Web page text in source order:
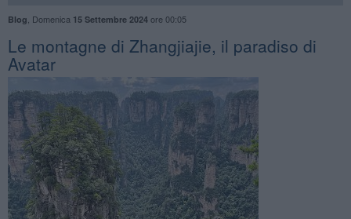
Blog Domenica 15 Settembre 2024ore 00:05
Le montagne di Zhangjiajie, il paradiso di
Avatar